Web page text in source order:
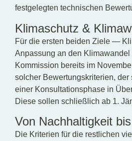
festgelegten technischen
Klimaschutz &
Für die ersten beiden Ziele —
Anpassung an den
Kommission bereits im
solcher Bewertungskriterien, der
einer Konsultationsphase in
Diese sollen schließlich ab 1.
Von Nachhaltigkeit
Die Kriterien für die restlichen